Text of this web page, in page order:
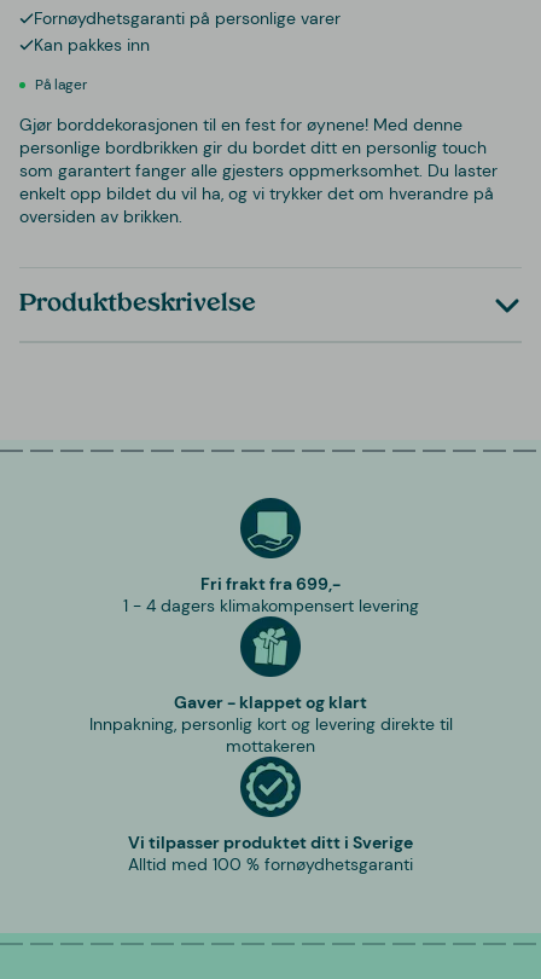
Fornøydhetsgaranti på personlige varer
Kan pakkes inn
På lager
Gjør borddekorasjonen til en fest for øynene! Med denne
personlige bordbrikken gir du bordet ditt en personlig touch
som garantert fanger alle gjesters oppmerksomhet. Du laster
enkelt opp bildet du vil ha, og vi trykker det om hverandre på
oversiden av brikken.
Produktbeskrivelse
Fri frakt fra 699,-
1 - 4 dagers klimakompensert levering
Gaver - klappet og klart
Innpakning, personlig kort og levering direkte til
mottakeren
Vi tilpasser produktet ditt i Sverige
Alltid med 100 % fornøydhetsgaranti